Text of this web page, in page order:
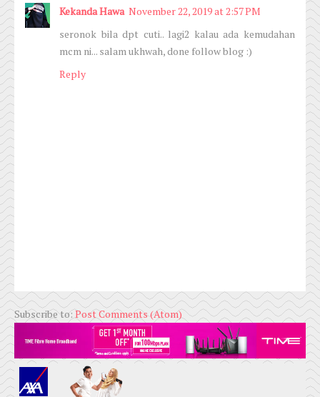
Kekanda Hawa November 22, 2019 at 2:57 PM
seronok bila dpt cuti.. lagi2 kalau ada kemudahan
mcm ni... salam ukhwah, done follow blog :)
Reply
Subscribe to:Post Comments (Atom)